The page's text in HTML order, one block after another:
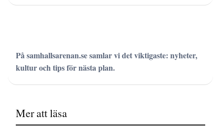
På samhallsarenan.se samlar vi det viktigaste: nyheter,
kultur och tips för nästa plan.
Mer att läsa